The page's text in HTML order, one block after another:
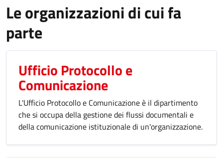
Le organizzazioni di cui fa
parte
Ufficio Protocollo e
Comunicazione
L'Ufficio Protocollo e Comunicazione è il dipartimento
che si occupa della gestione dei flussi documentali e
della comunicazione istituzionale di un'organizzazione.